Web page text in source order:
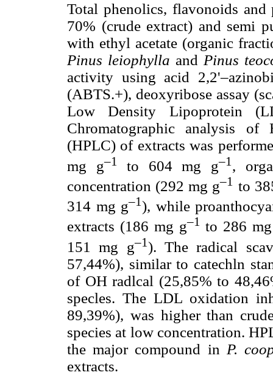
Total phenolics, flavonoids and
70% (crude extract) and semi
with ethyl acetate (organic
Pinus leiophylla andPinus
activity using acid
(ABTS.+), deoxyribose assay
Low Density Lipoprotein
Chromatographic analysis of
(HPLC) of extracts was
mg g–1 to 604 mg g–1 ,
concentration (292 mg g–1 to
314 mg g–1), while
extracts (186 mg g–1 to 286
151 mg g–1). The radical
57,44%), similar to catechln
of OH radlcal (25,85% to
specles. The LDL oxidation
89,39%), was higher than
species at low concentration.
the major compound in P.
extracts.